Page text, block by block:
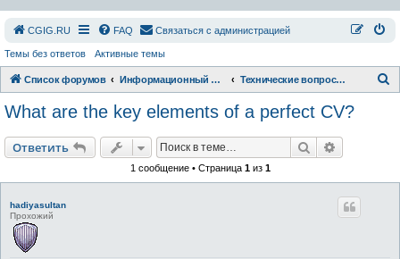
СGIG.RU FAQ Связаться с администрацией
Темы без ответов Активные темы
Список форумов Информационный раздел Технические вопросы форума и сайта
What are the key elements of a perfect CV?
Ответить Поиск
1 сообщение • Страница 1из 1
hadiyasultan
Прохожий